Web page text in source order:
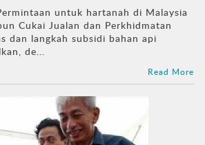
untuk hartanah di Malaysia
Cukai Jualan dan Perkhidmatan
dan langkah subsidi bahan api
de...
Read More